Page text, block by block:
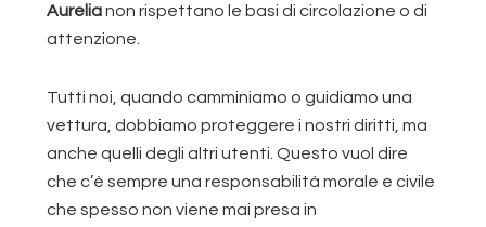
Aurelianon rispettano le basi di circolazione o di
attenzione.
Tutti noi, quando camminiamo o guidiamo una
vettura, dobbiamo proteggere i nostri diritti, ma
anche quelli degli altri utenti. Questo vuol dire
che c’è sempre una responsabilità morale e civile
che spesso non viene mai presa in